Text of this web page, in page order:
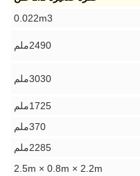
0.022m3
2490ملم
3030ملم
1725ملم
370ملم
2285ملم
2.5m × 0.8m × 2.2m